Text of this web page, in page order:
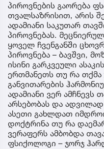
პიროვნების გაორება
თვალსაზრისით, არის
ადამიანი საკუთარ
პიროვნებას.
ყოველ ჩვენგანში
პიროვნება – ბავშვი,
ისინი გარკვეული
ერთმანეთს თუ რა
განვითარების
ადამიანი ვერ ამჩნევს
არსებობას და
ასეთი გახლდათ
დოქტრინა თუ რა
ვერაფერს ამბობდა
ფსიქოლოგი – ჯორჯ